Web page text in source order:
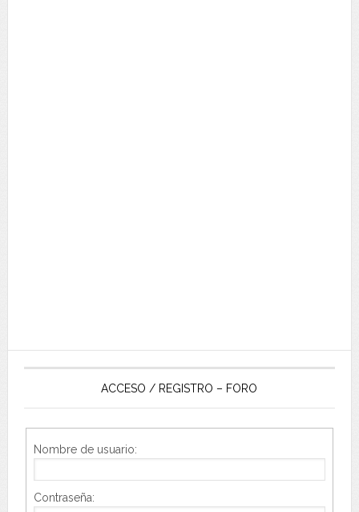
ACCESO / REGISTRO – FORO
Nombre de usuario:
Contraseña: